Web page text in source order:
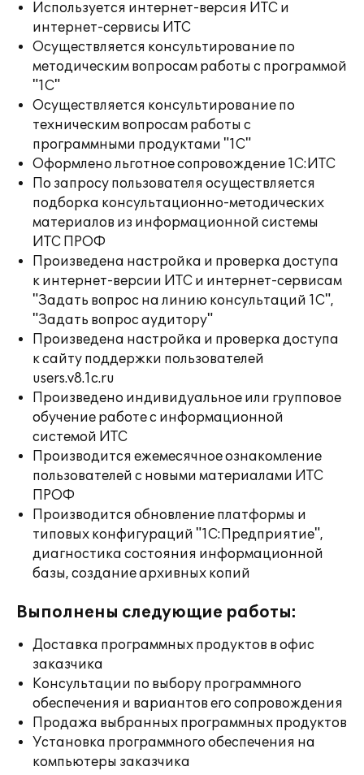
Используется интернет-версия ИТС и
интернет-сервисы ИТС
Осуществляется консультирование по
методическим вопросам работы с программой
"1С"
Осуществляется консультирование по
техническим вопросам работы с
программными продуктами "1С"
Оформлено льготное сопровождение 1С:ИТС
По запросу пользователя осуществляется
подборка консультационно-методических
материалов из информационной системы
ИТС ПРОФ
Произведена настройка и проверка доступа
к интернет-версии ИТС и интернет-сервисам
"Задать вопрос на линию консультаций 1С",
"Задать вопрос аудитору"
Произведена настройка и проверка доступа
к сайту поддержки пользователей
users.v8.1c.ru
Произведено индивидуальное или групповое
обучение работе с информационной
системой ИТС
Производится ежемесячное ознакомление
пользователей с новыми материалами ИТС
ПРОФ
Производится обновление платформы и
типовых конфигураций "1С:Предприятие",
диагностика состояния информационной
базы, создание архивных копий
Выполнены следующие работы:
Доставка программных продуктов в офис
заказчика
Консультации по выбору программного
обеспечения и вариантов его сопровождения
Продажа выбранных программных продуктов
Установка программного обеспечения на
компьютеры заказчика